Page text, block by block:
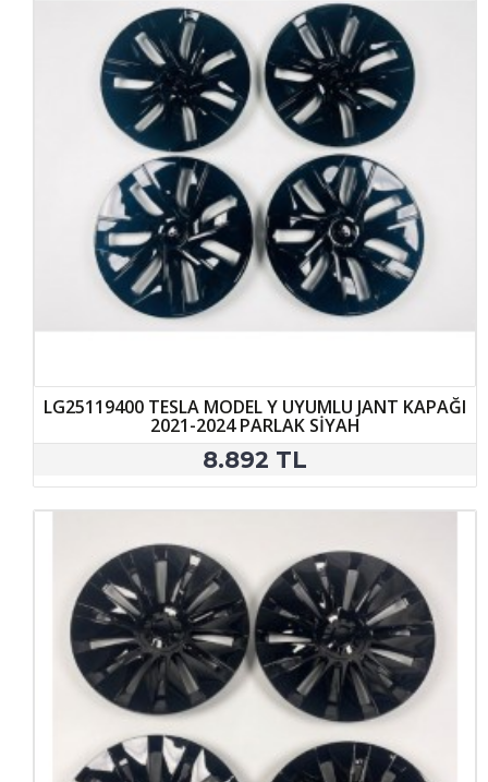
LG25119400 TESLA MODEL Y UYUMLU JANT KAPAĞI
2021-2024 PARLAK SİYAH
8.892 TL